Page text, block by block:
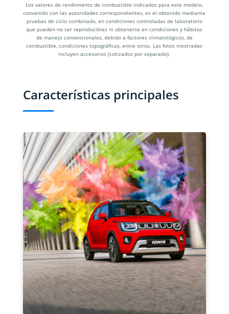
Los valores de rendimiento de combustible indicados para este modelo,
convenido con las autoridades correspondientes, es el obtenido mediante
pruebas de ciclo combinado, en condiciones controladas de laboratorio
que pueden no ser reproducibles ni obtenerse en condiciones y hábitos
de manejo convencionales, debido a factores climatológicos, de
combustible, condiciones topográficas, entre otros. Las fotos mostradas
incluyen accesorios (cotizados por separado).
Características principales